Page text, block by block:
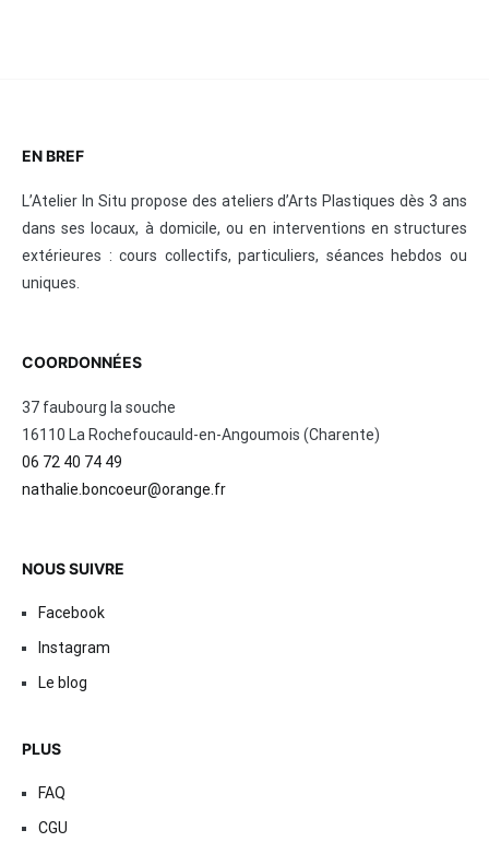
EN BREF
L’Atelier In Situ propose des ateliers d’Arts Plastiques dès 3 ans
dans ses locaux, à domicile, ou en interventions en structures
extérieures : cours collectifs, particuliers, séances hebdos ou
uniques.
COORDONNÉES
37 faubourg la souche
16110 La Rochefoucauld-en-Angoumois (Charente)
06 72 40 74 49
nathalie.boncoeur@orange.fr
NOUS SUIVRE
Facebook
Instagram
Le blog
PLUS
FAQ
CGU